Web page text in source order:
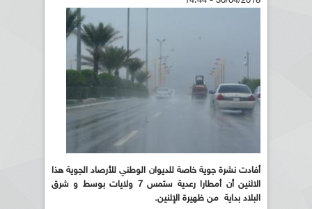
أفادت نشرة جوية خاصة للديوان الوطني للأرصاد الجوية هذا
الاثنين أن أمطارا رعدية ستمس 7 ولايات بوسط و شرق
البلاد بداية من ظهيرة الإثنين.